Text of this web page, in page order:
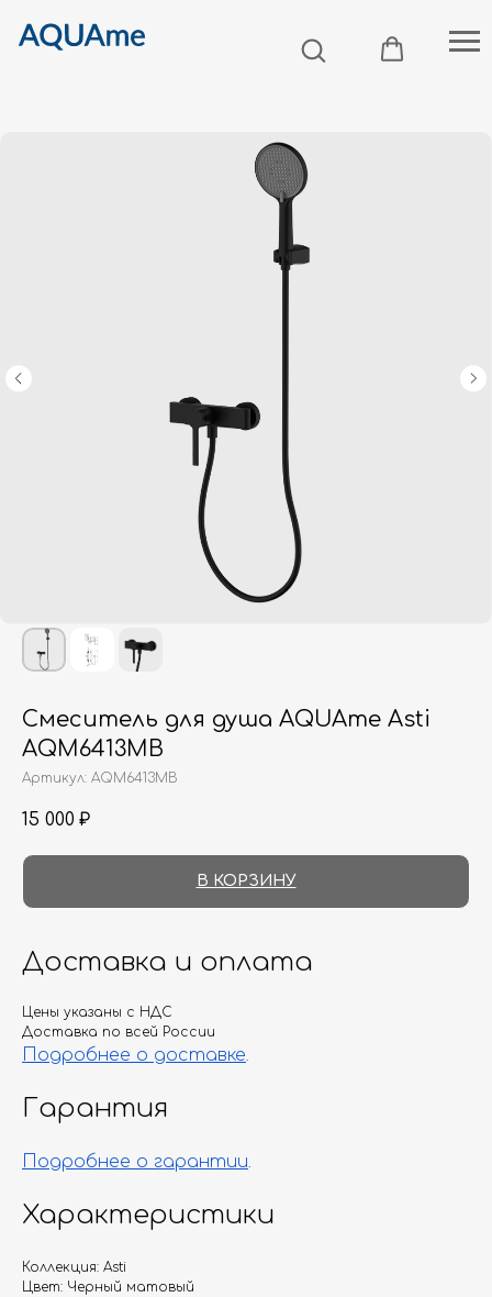
Смеситель для душа AQUAme Asti
AQM6413MB
Артикул: AQM6413MB
15 000 ₽
В КОРЗИНУ
Доставка и оплата
Цены указаны с НДС
Доставка по всей России
Подробнее о доставке.
Гарантия
Подробнее о гарантии.
Характеристики
Коллекция: Asti
Цвет: Черный матовый